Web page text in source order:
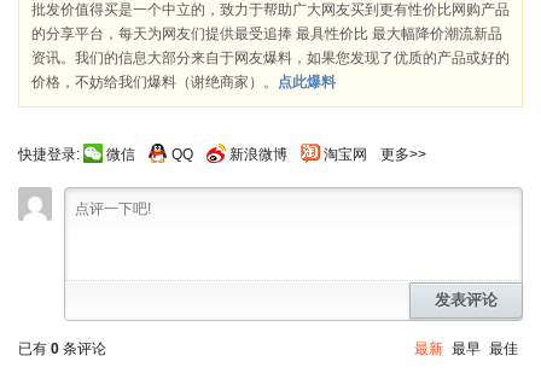
批发价值得买是一个中立的，致力于帮助广大网友买到更有性价比网购产品
的分享平台，每天为网友们提供最受追捧 最具性价比 最大幅降价潮流新品
资讯。我们的信息大部分来自于网友爆料，如果您发现了优质的产品或好的
价格，不妨给我们爆料（谢绝商家）。 点此爆料
快捷登录: 微信 QQ 新浪微博 淘宝网 更多>>
发表评论
已有 0 条评论 最新 最早 最佳